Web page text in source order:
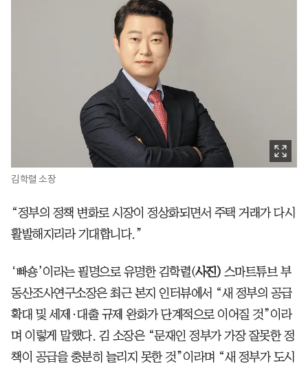
김학렬 소장
“정부의 정책 변화로 시장이 정상화되면서 주택 거래가 다시
활발해지리라 기대합니다.”
‘빠숑’이라는 필명으로 유명한 김학렬(사진) 스마트튜브 부
동산조사연구소장은 최근 본지 인터뷰에서 “새 정부의 공급
확대 및 세제·대출 규제 완화가 단계적으로 이어질 것”이라
며 이렇게 말했다. 김 소장은 “문재인 정부가 가장 잘못한 정
책이 공급을 충분히 늘리지 못한 것”이라며 “새 정부가 도시